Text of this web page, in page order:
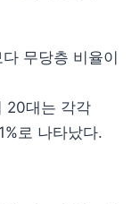
무당층 비율이
20대는 각각
로 나타났다.